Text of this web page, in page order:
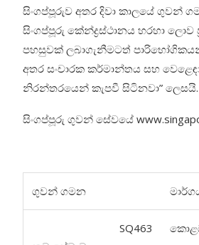
සිංගප්පූරුව අතර දිවා කාලයේ ගුවන්
සිංගප්පූරු කේන්ද්‍රස්ථානය හරහා
පහසුවක් ලබාගැනීමටත්
අතර සංචාරක කර්මාන්තය සහ
නිරන්තරයෙන් කැපවී සිටිනවා” ලෙසයි.
සිංගප්පූරු ගුවන් සේවයේ
ගුවන් ගමන
SQ463